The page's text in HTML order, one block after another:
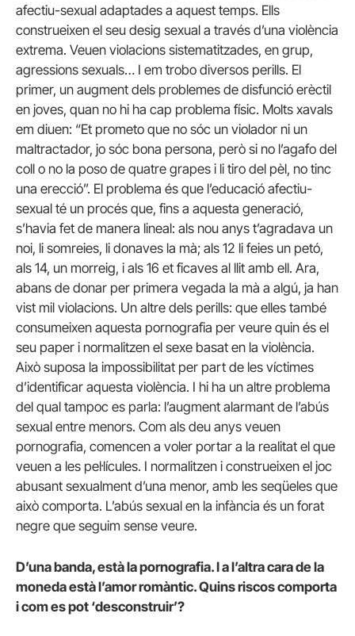
afectiu-sexual adaptades a aquest temps. Ells
construeixen el seu desig sexual a través d’una violència
extrema. Veuen violacions sistematitzades, en grup,
agressions sexuals… I em trobo diversos perills. El
primer, un augment dels problemes de disfunció erèctil
en joves, quan no hi ha cap problema físic. Molts xavals
em diuen: “Et prometo que no sóc un violador ni un
maltractador, jo sóc bona persona, però si no l’agafo del
coll o no la poso de quatre grapes i li tiro del pèl, no tinc
una erecció”. El problema és que l’educació afectiu-
sexual té un procés que, fins a aquesta generació,
s’havia fet de manera lineal: als nou anys t’agradava un
noi, li somreies, li donaves la mà; als 12 li feies un petó,
als 14, un morreig, i als 16 et ficaves al llit amb ell. Ara,
abans de donar per primera vegada la mà a algú, ja han
vist mil violacions. Un altre dels perills: que elles també
consumeixen aquesta pornografia per veure quin és el
seu paper i normalitzen el sexe basat en la violència.
Això suposa la impossibilitat per part de les víctimes
d’identificar aquesta violència. I hi ha un altre problema
del qual tampoc es parla: l’augment alarmant de l’abús
sexual entre menors. Com als deu anys veuen
pornografia, comencen a voler portar a la realitat el que
veuen a les pel·lícules. I normalitzen i construeixen el joc
abusant sexualment d’una menor, amb les seqüeles que
això comporta. L’abús sexual en la infància és un forat
negre que seguim sense veure.
D’una banda, està la pornografia. I a l’altra cara de la
moneda està l’amor romàntic. Quins riscos comporta
i com es pot ‘desconstruir’?